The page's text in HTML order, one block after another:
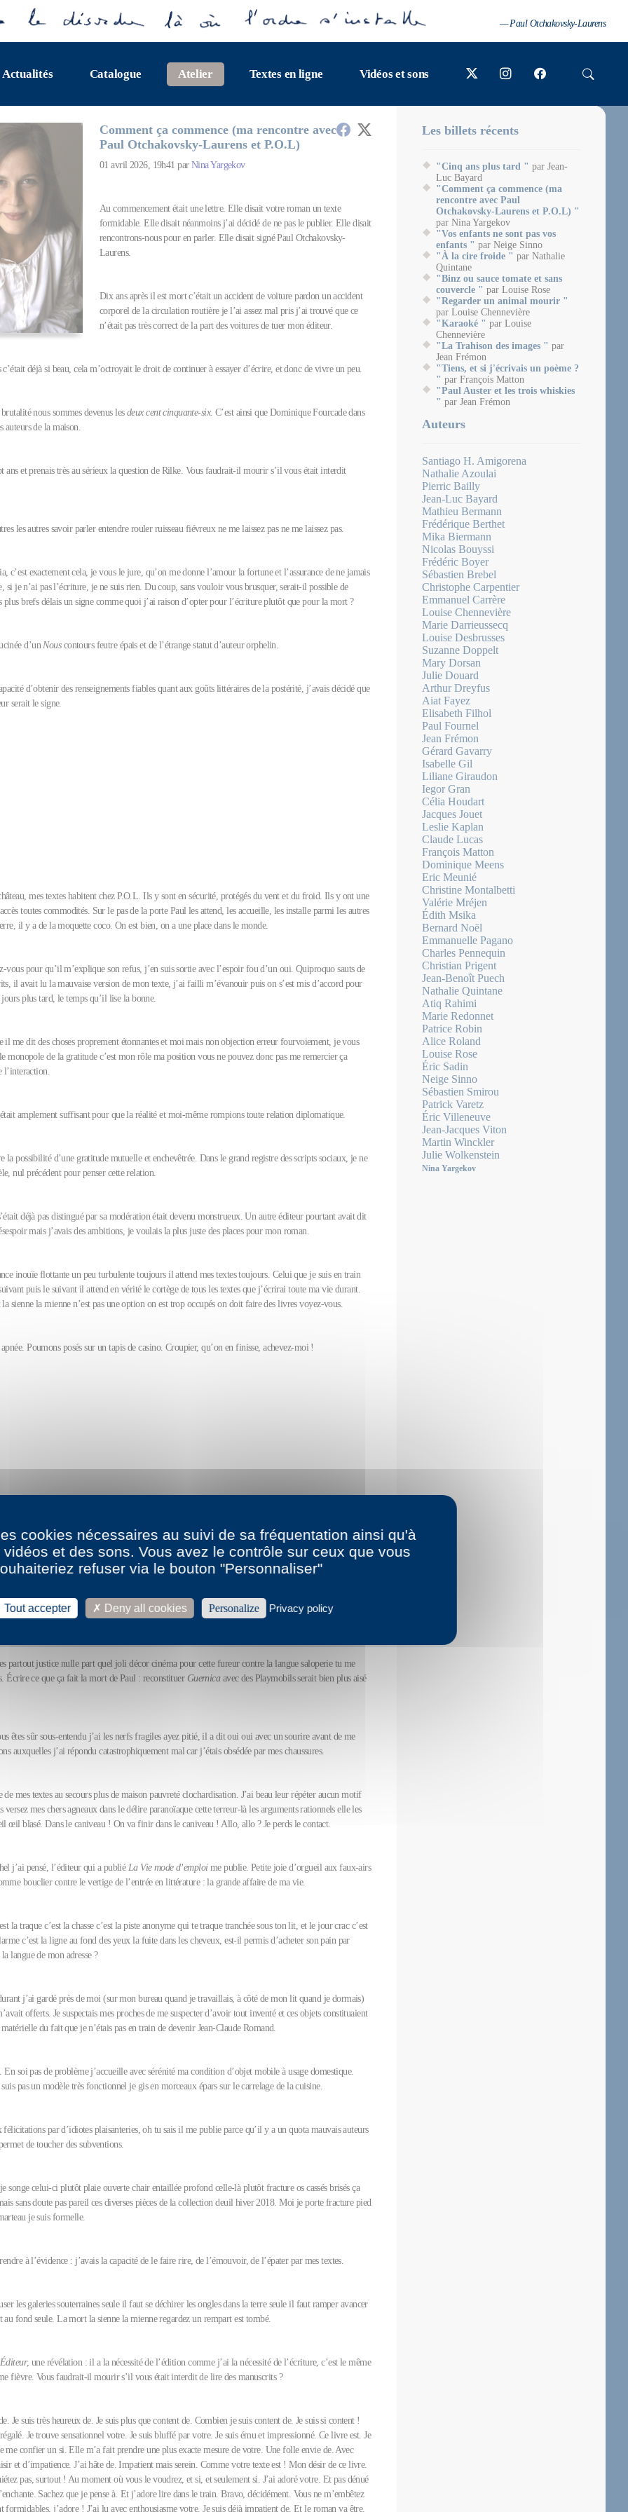
— Paul Otchakovsky-Laurens
Actualités Catalogue Atelier Textes en ligne Vidéos et sons
Comment ça commence (ma rencontre avec
Paul Otchakovsky-Laurens et P.O.L)
01 avril 2026, 19h41 par Nina Yargekov
Au commencement était une lettre. Elle disait votre roman un texte
formidable. Elle disait néanmoins j’ai décidé de ne pas le publier. Elle disait
rencontrons-nous pour en parler. Elle disait signé Paul Otchakovsky-
Laurens.
Dix ans après il est mort c’était un accident de voiture pardon un accident
corporel de la circulation routière je l’ai assez mal pris j’ai trouvé que ce
n’était pas très correct de la part des voitures de tuer mon éditeur.
déjà si beau, cela m’octroyait le droit de continuer à essayer d’écrire, et donc de vivre un peu.
nous sommes devenus les deux cent cinquante-six. C’est ainsi que Dominique Fourcade dans
auteurs de la maison.
ans et prenais très au sérieux la question de Rilke. Vous faudrait-il mourir s’il vous était interdit
les autres savoir parler entendre rouler ruisseau fiévreux ne me laissez pas ne me laissez pas.
c’est exactement cela, je vous le jure, qu’on me donne l’amour la fortune et l’assurance de ne jamais
si je n’ai pas l’écriture, je ne suis rien. Du coup, sans vouloir vous brusquer, serait-il possible de
plus brefs délais un signe comme quoi j’ai raison d’opter pour l’écriture plutôt que pour la mort ?
d’unNouscontours feutre épais et de l’étrange statut d’auteur orphelin.
d’obtenir des renseignements fiables quant aux goûts littéraires de la postérité, j’avais décidé que
serait le signe.
mes textes habitent chez P.O.L. Ils y sont en sécurité, protégés du vent et du froid. Ils y ont une
toutes commodités. Sur le pas de la porte Paul les attend, les accueille, les installe parmi les autres
il y a de la moquette coco. On est bien, on a une place dans le monde.
vous pour qu’il m’explique son refus, j’en suis sortie avec l’espoir fou d’un oui. Quiproquo sauts de
il avait lu la mauvaise version de mon texte, j’ai failli m’évanouir puis on s’est mis d’accord pour
plus tard, le temps qu’il lise la bonne.
il me dit des choses proprement étonnantes et moi mais non objection erreur fourvoiement, je vous
monopole de la gratitude c’est mon rôle ma position vous ne pouvez donc pas me remercier ça
l’interaction.
amplement suffisant pour que la réalité et moi-même rompions toute relation diplomatique.
la possibilité d’une gratitude mutuelle et enchevêtrée. Dans le grand registre des scripts sociaux, je ne
nul précédent pour penser cette relation.
déjà pas distingué par sa modération était devenu monstrueux. Un autre éditeur pourtant avait dit
mais j’avais des ambitions, je voulais la plus juste des places pour mon roman.
inouïe flottante un peu turbulente toujours il attend mes textes toujours. Celui que je suis en train
puis le suivant il attend en vérité le cortège de tous les textes que j’écrirai toute ma vie durant.
sienne la mienne n’est pas une option on est trop occupés on doit faire des livres voyez-vous.
Poumons posés sur un tapis de casino. Croupier, qu’on en finisse, achevez-moi !
sur la sonnette des éditions P.O.L. Cette sonnette sur laquelle, chaque fois que je suis ensuite
fait que ré-appuyer, rejouant encore et encore la scène du oui dans une sorte de palimpseste digital.
partout justice nulle part quel joli décor cinéma pour cette fureur contre la langue saloperie tu me
Écrire ce que ça fait la mort de Paul : reconstituer Guernicaavec des Playmobils serait bien plus aisé
êtes sûr sous-entendu j’ai les nerfs fragiles ayez pitié, il a dit oui oui avec un sourire avant de me
auxquelles j’ai répondu catastrophiquement mal car j’étais obsédée par mes chaussures.
mes textes au secours plus de maison pauvreté clochardisation. J’ai beau leur répéter aucun motif
versez mes chers agneaux dans le délire paranoïaque cette terreur-là les arguments rationnels elle les
œil blasé. Dans le caniveau ! On va finir dans le caniveau ! Allo, allo ? Je perds le contact.
j’ai pensé, l’éditeur qui a publié La Vie mode d’emploime publie. Petite joie d’orgueil aux faux-airs
bouclier contre le vertige de l’entrée en littérature : la grande affaire de ma vie.
la traque c’est la chasse c’est la piste anonyme qui te traque tranchée sous ton lit, et le jour crac c’est
c’est la ligne au fond des yeux la fuite dans les cheveux, est-il permis d’acheter son pain par
langue de mon adresse ?
j’ai gardé près de moi (sur mon bureau quand je travaillais, à côté de mon lit quand je dormais)
offerts. Je suspectais mes proches de me suspecter d’avoir tout inventé et ces objets constituaient
du fait que je n’étais pas en train de devenir Jean-Claude Romand.
En soi pas de problème j’accueille avec sérénité ma condition d’objet mobile à usage domestique.
pas un modèle très fonctionnel je gis en morceaux épars sur le carrelage de la cuisine.
félicitations par d’idiotes plaisanteries, oh tu sais il me publie parce qu’il y a un quota mauvais auteurs
de toucher des subventions.
songe celui-ci plutôt plaie ouverte chair entaillée profond celle-là plutôt fracture os cassés brisés ça
sans doute pas pareil ces diverses pièces de la collection deuil hiver 2018. Moi je porte fracture pied
je suis formelle.
à l’évidence : j’avais la capacité de le faire rire, de l’émouvoir, de l’épater par mes textes.
les galeries souterraines seule il faut se déchirer les ongles dans la terre seule il faut ramper avancer
au fond seule. La mort la sienne la mienne regardez un rempart est tombé.
Éditeur, une révélation : il a la nécessité de l’édition comme j’ai la nécessité de l’écriture, c’est le même
fièvre. Vous faudrait-il mourir s’il vous était interdit de lire des manuscrits ?
Je suis très heureux de. Je suis plus que content de. Combien je suis content de. Je suis si content !
Je trouve sensationnel votre. Je suis bluffé par votre. Je suis ému et impressionné. Ce livre est. Je
me confier un si. Elle m’a fait prendre une plus exacte mesure de votre. Une folle envie de. Avec
et d’impatience. J’ai hâte de. Impatient mais serein. Comme votre texte est ! Mon désir de ce livre.
pas, surtout ! Au moment où vous le voudrez, et si, et seulement si. J’ai adoré votre. Et pas dénué
Sachez que je pense à. Et j’adore lire dans le train. Bravo, décidément. Vous ne m’embêtez
formidables, j’adore ! J’ai lu avec enthousiasme votre. Je suis déjà impatient de. Et le roman va être.
Les billets récents
"Cinq ans plus tard " par Jean-
Luc Bayard
"Comment ça commence (ma
rencontre avec Paul
Otchakovsky-Laurens et P.O.L) "
par Nina Yargekov
"Vos enfants ne sont pas vos
enfants " par Neige Sinno
"À la cire froide " par Nathalie
Quintane
"Binz ou sauce tomate et sans
couvercle " par Louise Rose
"Regarder un animal mourir "
par Louise Chennevière
"Karaoké " par Louise
Chennevière
"La Trahison des images " par
Jean Frémon
"Tiens, et si j'écrivais un poème ?
" par François Matton
"Paul Auster et les trois whiskies
" par Jean Frémon
Auteurs
Santiago H. Amigorena
Nathalie Azoulai
Pierric Bailly
Jean-Luc Bayard
Mathieu Bermann
Frédérique Berthet
Mika Biermann
Nicolas Bouyssi
Frédéric Boyer
Sébastien Brebel
Christophe Carpentier
Emmanuel Carrère
Louise Chennevière
Marie Darrieussecq
Louise Desbrusses
Suzanne Doppelt
Mary Dorsan
Julie Douard
Arthur Dreyfus
Aiat Fayez
Elisabeth Filhol
Paul Fournel
Jean Frémon
Gérard Gavarry
Isabelle Gil
Liliane Giraudon
Iegor Gran
Célia Houdart
Jacques Jouet
Leslie Kaplan
Claude Lucas
François Matton
Dominique Meens
Eric Meunié
Christine Montalbetti
Valérie Mréjen
Édith Msika
Bernard Noël
Emmanuelle Pagano
Charles Pennequin
Christian Prigent
Jean-Benoît Puech
Nathalie Quintane
Atiq Rahimi
Marie Redonnet
Patrice Robin
Alice Roland
Louise Rose
Éric Sadin
Neige Sinno
Sébastien Smirou
Patrick Varetz
Éric Villeneuve
Jean-Jacques Viton
Martin Winckler
Julie Wolkenstein
Nina Yargekov
cookies nécessaires au suivi de sa fréquentation ainsi qu'à
et des sons. Vous avez le contrôle sur ceux que vous
refuser via le bouton "Personnaliser"
Tout accepter Deny all cookies Personalize Privacy policy